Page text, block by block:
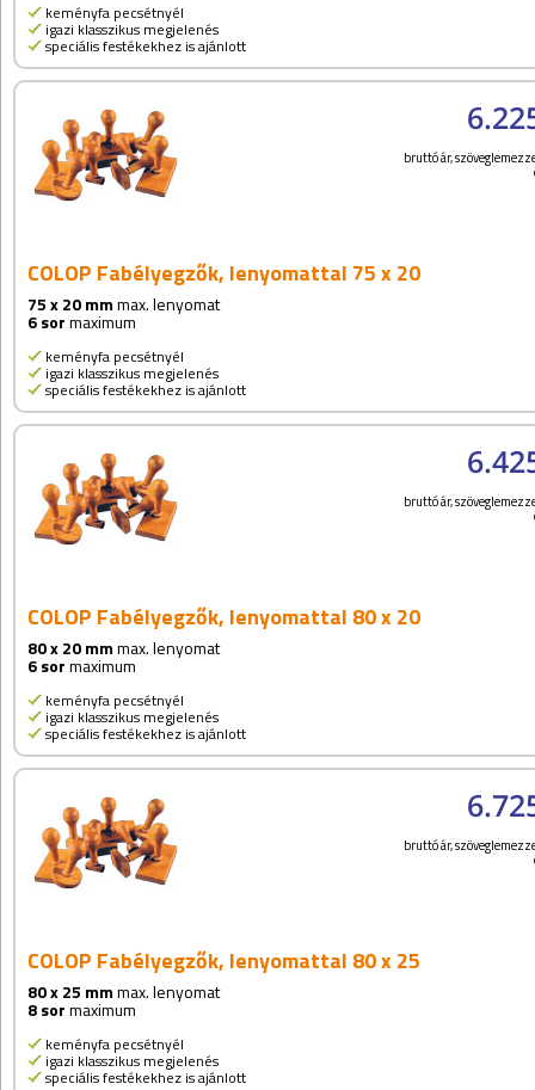
keményfa pecsétnyél
igazi klasszikus megjelenés
speciális festékekhez is ajánlott
bruttó ár,
COLOP Fabélyegzők, lenyomattal 75 x 20
75 x 20 mmmax. lenyomat
6 sormaximum
keményfa pecsétnyél
igazi klasszikus megjelenés
speciális festékekhez is ajánlott
bruttó ár,
COLOP Fabélyegzők, lenyomattal 80 x 20
80 x 20 mmmax. lenyomat
6 sormaximum
keményfa pecsétnyél
igazi klasszikus megjelenés
speciális festékekhez is ajánlott
bruttó ár,
COLOP Fabélyegzők, lenyomattal 80 x 25
80 x 25 mmmax. lenyomat
8 sormaximum
keményfa pecsétnyél
igazi klasszikus megjelenés
speciális festékekhez is ajánlott